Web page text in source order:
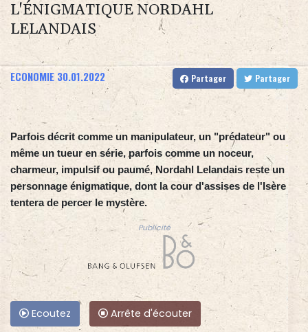
L'ÉNIGMATIQUE NORDAHL
LELANDAIS
ECONOMIE 30.01.2022 Partager Partager
Parfois décrit comme un manipulateur, un "prédateur" ou
même un tueur en série, parfois comme un noceur,
charmeur, impulsif ou paumé, Nordahl Lelandais reste un
personnage énigmatique, dont la cour d'assises de l'Isère
tentera de percer le mystère.
Publicité
Ecoutez Arrête d'écouter